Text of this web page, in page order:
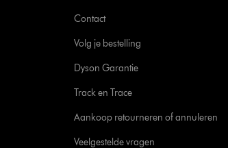
Contact
Volg je bestelling
Dyson Garantie
Track en Trace
Aankoop retourneren of annuleren
Veelgestelde vragen